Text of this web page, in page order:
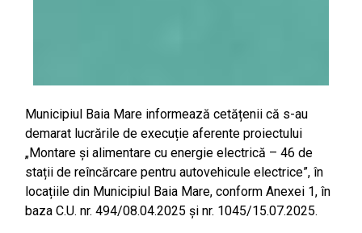
Municipiul Baia Mare informează cetățenii că s-au
demarat lucrările de execuție aferente proiectului
„Montare și alimentare cu energie electrică – 46 de
stații de reîncărcare pentru autovehicule electrice”, în
locațiile din Municipiul Baia Mare, conform Anexei 1, în
baza C.U. nr. 494/08.04.2025 și nr. 1045/15.07.2025.